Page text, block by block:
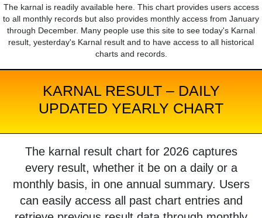
The karnal is readily available here. This chart provides users access
to all monthly records but also provides monthly access from January
through December. Many people use this site to see today's Karnal
result, yesterday's Karnal result and to have access to all historical
charts and records.
KARNAL RESULT – DAILY
UPDATED YEARLY CHART
The karnal result chart for 2026 captures
every result, whether it be on a daily or a
monthly basis, in one annual summary. Users
can easily access all past chart entries and